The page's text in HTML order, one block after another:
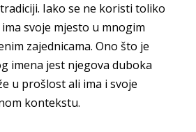
Iako se ne koristi toliko
svoje mjesto u mnogim
zajednicama. Ono što je
imena jest njegova duboka
u prošlost ali ima i svoje
kontekstu.